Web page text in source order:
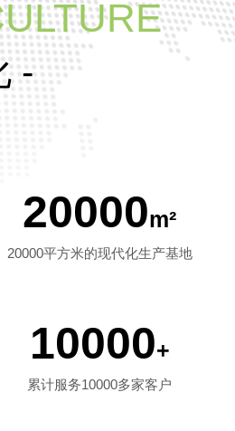
-
20000m²
20000平方米的现代化生产基地
10000+
累计服务10000多家客户